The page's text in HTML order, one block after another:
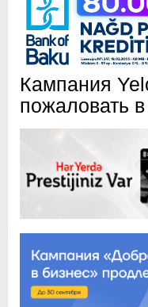
Кампания
пожаловать